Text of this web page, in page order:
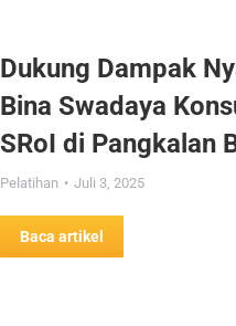
Dukung Dampak
Bina Swadaya
SRoI di Pangkalan
Pelatihan Juli 3, 2025
Baca artikel